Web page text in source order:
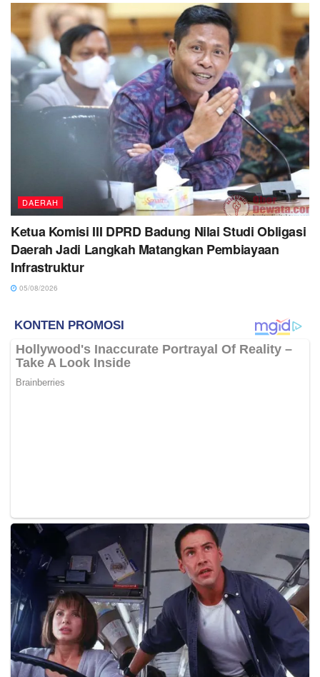
DAERAH
Ketua Komisi III DPRD Badung Nilai Studi Obligasi
Daerah Jadi Langkah Matangkan Pembiayaan
Infrastruktur
05/08/2026